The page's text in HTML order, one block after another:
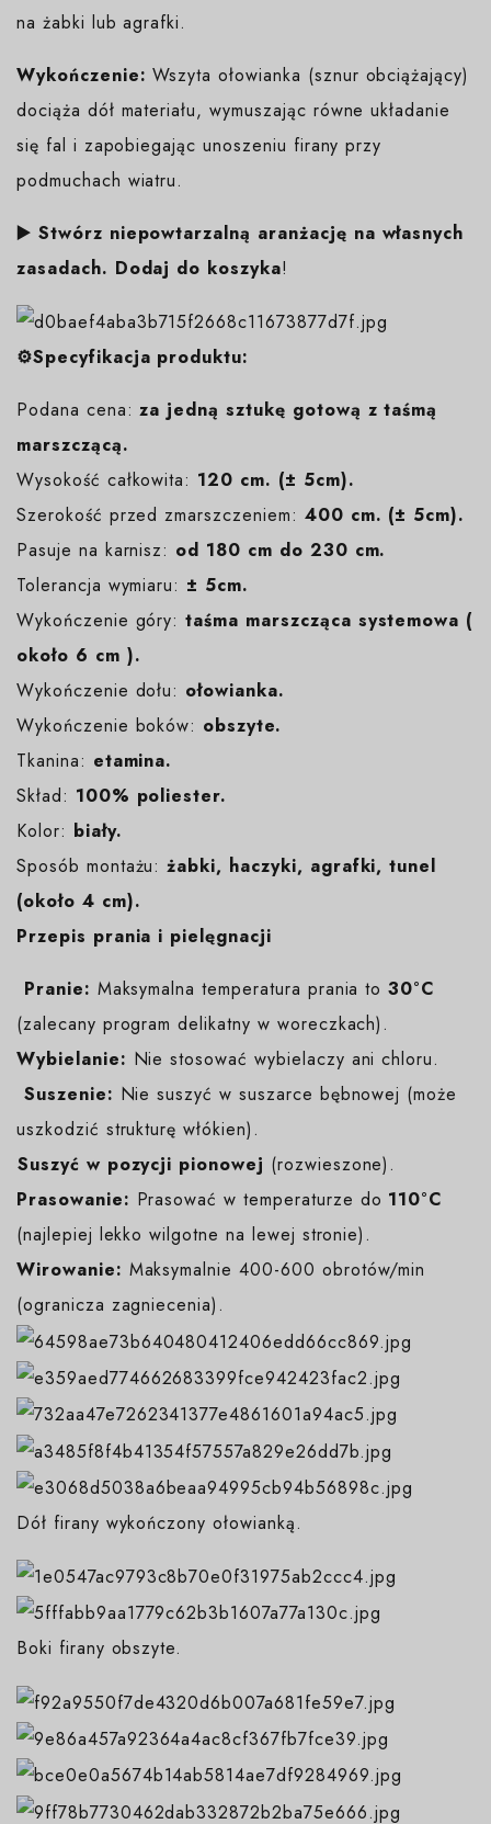
na żabki lub agrafki.
Wykończenie: Wszyta ołowianka (sznur obciążający)
dociąża dół materiału, wymuszając równe układanie
się fal i zapobiegając unoszeniu firany przy
podmuchach wiatru.
▶️ Stwórz niepowtarzalną aranżację na własnych
zasadach. Dodaj do koszyka!
⚙️Specyfikacja produktu:
Podana cena: za jedną sztukę gotową z taśmą
marszczącą.
Wysokość całkowita: 120 cm. (± 5cm).
Szerokość przed zmarszczeniem: 400 cm. (± 5cm).
Pasuje na karnisz: od 180 cm do 230 cm.
Tolerancja wymiaru: ± 5cm.
Wykończenie góry:taśma marszcząca systemowa (
około 6 cm ).
Wykończenie dołu: ołowianka.
Wykończenie boków: obszyte.
Tkanina: etamina.
Skład: 100% poliester.
Kolor: biały.
Sposób montażu:żabki, haczyki, agrafki, tunel
(około 4 cm).
Przepis prania i pielęgnacji
Pranie: Maksymalna temperatura prania to30°C
(zalecany program delikatny w woreczkach).
Wybielanie: Nie stosować wybielaczy ani chloru.
Suszenie: Nie suszyć w suszarce bębnowej (może
uszkodzić strukturę włókien).
️Suszyć w pozycji pionowej (rozwieszone).
Prasowanie: Prasować w temperaturze do 110°C
(najlepiej lekko wilgotne na lewej stronie).
Wirowanie: Maksymalnie 400-600 obrotów/min
(ogranicza zagniecenia).
Dół firany wykończony ołowianką.
Boki firany obszyte.